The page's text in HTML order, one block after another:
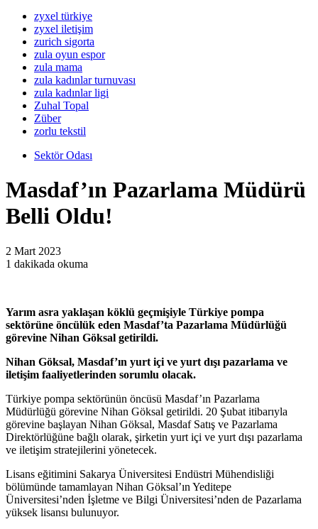
zyxel türkiye
zyxel iletişim
zurich sigorta
zula oyun espor
zula mama
zula kadınlar turnuvası
zula kadınlar ligi
Zuhal Topal
Züber
zorlu tekstil
Sektör Odası
Masdaf’ın Pazarlama Müdürü
Belli Oldu!
2 Mart 2023
1 dakikada okuma
Yarım asra yaklaşan köklü geçmişiyle Türkiye pompa
sektörüne öncülük eden Masdaf’ta Pazarlama Müdürlüğü
görevine Nihan Göksal getirildi.
Nihan Göksal, Masdaf’ın yurt içi ve yurt dışı pazarlama ve
iletişim faaliyetlerinden sorumlu olacak.
Türkiye pompa sektörünün öncüsü Masdaf’ın Pazarlama
Müdürlüğü görevine Nihan Göksal getirildi. 20 Şubat itibarıyla
görevine başlayan Nihan Göksal, Masdaf Satış ve Pazarlama
Direktörlüğüne bağlı olarak, şirketin yurt içi ve yurt dışı pazarlama
ve iletişim stratejilerini yönetecek.
Lisans eğitimini Sakarya Üniversitesi Endüstri Mühendisliği
bölümünde tamamlayan Nihan Göksal’ın Yeditepe
Üniversitesi’nden İşletme ve Bilgi Üniversitesi’nden de Pazarlama
yüksek lisansı bulunuyor.